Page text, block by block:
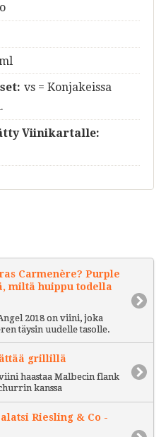
vs = Konjakeissa
Viinikartalle:
Carmenère? Purple
miltä huippu todella
2018 on viini, joka
täysin uudelle tasolle.
grillillä
haastaa Malbecin flank
kanssa
Riesling & Co -